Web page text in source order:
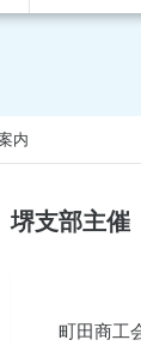
内
堺支部主催
町田商工